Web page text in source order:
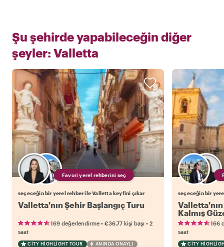
Şu şehirde yapabileceğin diğer
şeyler: Valletta
Favori yerel rehberini seç
seçeceğin bir yerel rehber ile Valletta keyfini çıkar
Valletta'nın Şehir Başlangıç Turu
169 değerlendirme • €36.77 kişi başı • 2
saat
CITY HIGHLIGHT TOUR ANINDA ONAYLI
seçeceğin bir
Valletta'nın
Kalmış
166
saat
CITY